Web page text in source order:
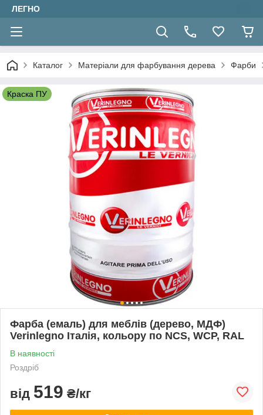
ЛЕГНО
Каталог Матеріали для фарбування дерева Фарби
Краска ПУ
Фарба (емаль) для меблів (дерево, МДФ)
Verinlegno Італія, кольору по NCS, WCP, RAL
В наявності
Роздріб
від 519 ₴/кг